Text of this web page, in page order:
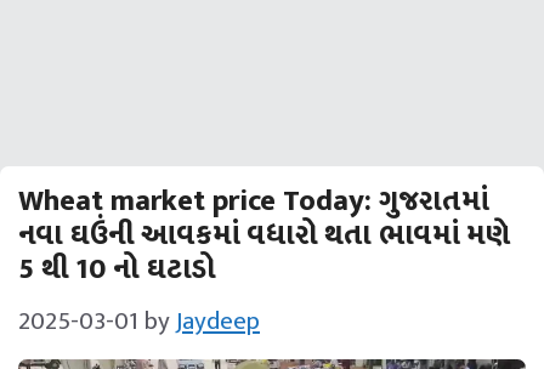
Wheat market price Today: ગુજરાતમાં
નવા ઘઉંની આવકમાં વધારો થતા ભાવમાં મણે
5 થી 10 નો ઘટાડો
2025-03-01 byJaydeep